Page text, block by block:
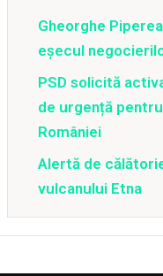
Gheorghe
eșecul
PSD solicită
de urgență
României
Alertă de
vulcanului Etna